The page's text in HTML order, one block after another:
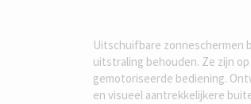
Uitschuifbare zonneschermen
uitstraling behouden. Ze zijn
gemotoriseerde bediening.
en visueel aantrekkelijkere